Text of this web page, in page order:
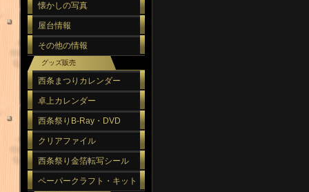
懐かしの写真
屋台情報
その他の情報
グッズ販売
西条まつりカレンダー
卓上カレンダー
西条祭りB-Ray・DVD
クリアファイル
西条祭り金箔転写シール
ペーパークラフト・キット